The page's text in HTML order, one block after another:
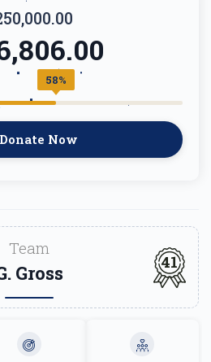
58%
Donate Now
Team
Gross 41